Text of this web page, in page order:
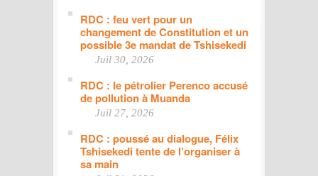
RDC : feu vert pour un
changement de Constitution et un
possible 3e mandat de Tshisekedi
Juil 30, 2026
RDC : le pétrolier Perenco accusé
de pollution à Muanda
Juil 27, 2026
RDC : poussé au dialogue, Félix
Tshisekedi tente de l’organiser à
sa main